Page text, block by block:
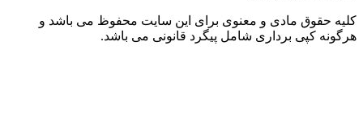
کلیه حقوق مادی و معنوی برای این سایت محفوظ می باشد و
هرگونه کپی برداری شامل پیگرد قانونی می باشد.